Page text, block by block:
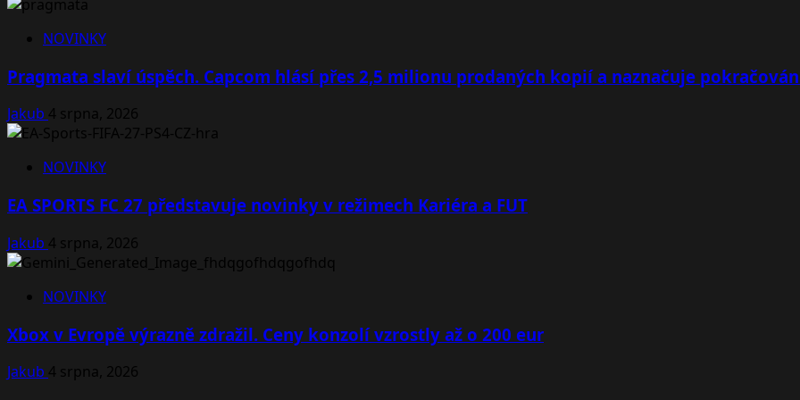
NOVINKY
Pragmata slaví úspěch. Capcom hlásí přes 2,5 milionu prodaných kopií a naznačuje
Jakub 4 srpna, 2026
NOVINKY
EA SPORTS FC 27 představuje novinky v režimech Kariéra a FUT
Jakub 4 srpna, 2026
NOVINKY
Xbox v Evropě výrazně zdražil. Ceny konzolí vzrostly až o 200 eur
Jakub 4 srpna, 2026